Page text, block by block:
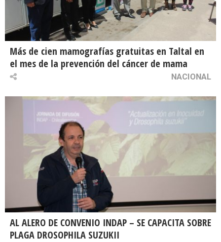
Más de cien mamografías gratuitas en Taltal en
el mes de la prevención del cáncer de mama
NACIONAL
AL ALERO DE CONVENIO INDAP – SE CAPACITA SOBRE
PLAGA DROSOPHILA SUZUKII